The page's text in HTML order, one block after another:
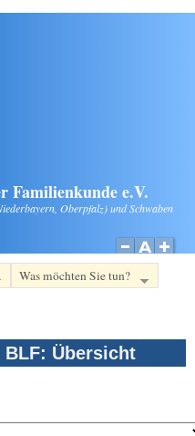
Familienkunde e.V.
Oberpfalz) und Schwaben
Was möchten Sie tun?
Übersicht